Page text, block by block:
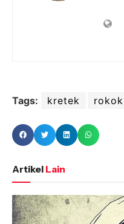
Tags: kretek rokok
Artikel Lain